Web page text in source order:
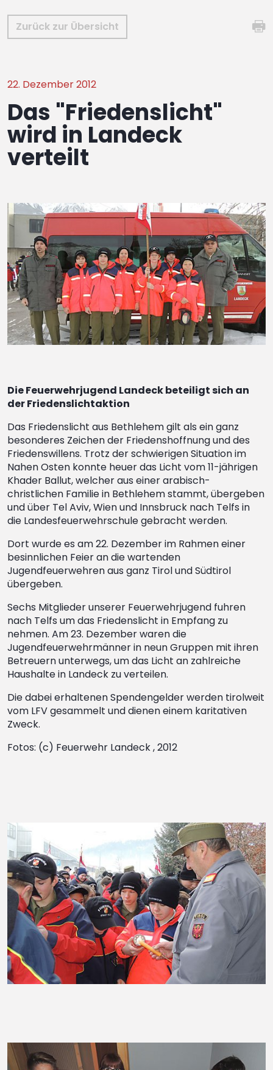
Zurück zur Übersicht
22. Dezember 2012
Das "Friedenslicht"
wird in Landeck
verteilt
Die Feuerwehrjugend Landeck beteiligt sich an
der Friedenslichtaktion
Das Friedenslicht aus Bethlehem gilt als ein ganz
besonderes Zeichen der Friedenshoffnung und des
Friedenswillens. Trotz der schwierigen Situation im
Nahen Osten konnte heuer das Licht vom 11-jährigen
Khader Ballut, welcher aus einer arabisch-
christlichen Familie in Bethlehem stammt, übergeben
und über Tel Aviv, Wien und Innsbruck nach Telfs in
die Landesfeuerwehrschule gebracht werden.
Dort wurde es am 22. Dezember im Rahmen einer
besinnlichen Feier an die wartenden
Jugendfeuerwehren aus ganz Tirol und Südtirol
übergeben.
Sechs Mitglieder unserer Feuerwehrjugend fuhren
nach Telfs um das Friedenslicht in Empfang zu
nehmen. Am 23. Dezember waren die
Jugendfeuerwehrmänner in neun Gruppen mit ihren
Betreuern unterwegs, um das Licht an zahlreiche
Haushalte in Landeck zu verteilen.
Die dabei erhaltenen Spendengelder werden tirolweit
vom LFV gesammelt und dienen einem karitativen
Zweck.
Fotos: (c) Feuerwehr Landeck , 2012